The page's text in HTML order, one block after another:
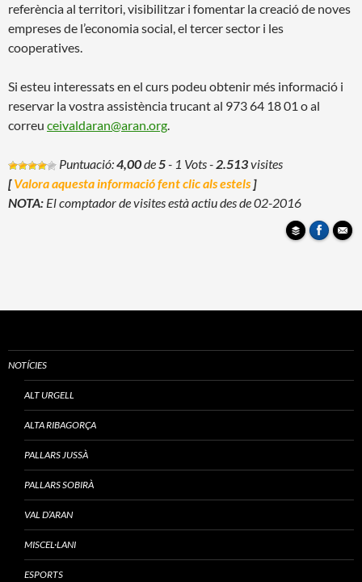
referència al territori, visibilitzar i fomentar la creació de noves
empreses de l’economia social, el tercer sector i les
cooperatives.
Si esteu interessats en el curs podeu obtenir més informació i
reservar la vostra assistència trucant al 973 64 18 01 o al
correu ceivaldaran@aran.org.
Puntuació:4,00de5- 1 Vots-2.513visites
[Valora aquesta informació fent clic als estels ]
NOTA: El comptador de visites està actiu des de 02-2016
NOTÍCIES
ALT URGELL
ALTA RIBAGORÇA
PALLARS JUSSÀ
PALLARS SOBIRÀ
VAL D’ARAN
MISCEL·LANI
ESPORTS